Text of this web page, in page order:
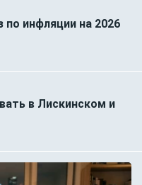
по инфляции на 2026
в Лискинском и